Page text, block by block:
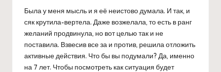
Была у меня мысль и я её неистово думала. И так, и
сяк крутила-вертела. Даже возжелала, то есть в ранг
желаний продвинула, но вот целью так и не
поставила. Взвесив все за и против, решила отложить
активные действия. Что бы вы подумали? Да, именно
на 7 лет. Чтобы посмотреть как ситуация будет